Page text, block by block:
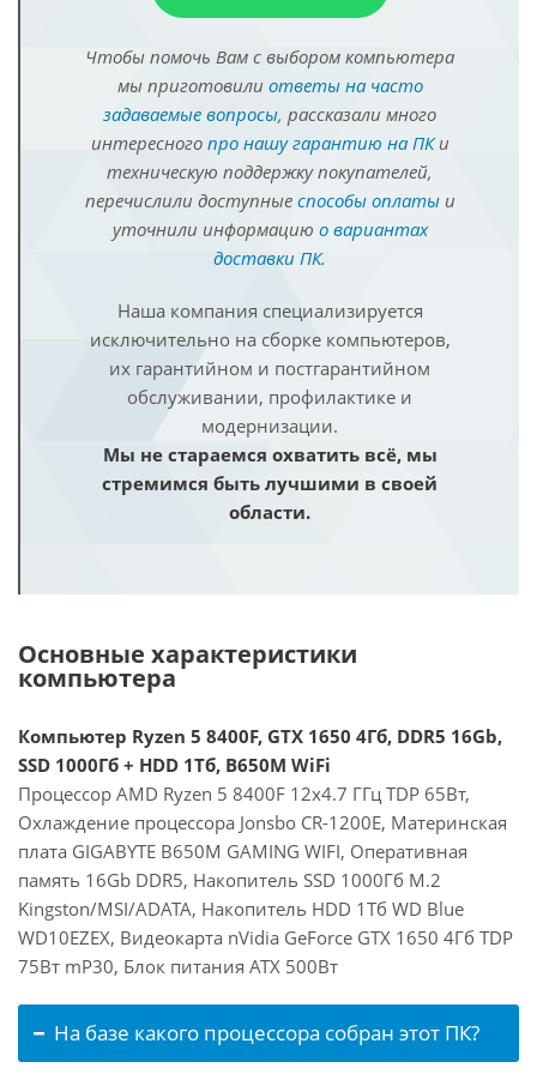
Чтобы помочь Вам с выбором компьютера
мы приготовили ответы на часто
задаваемые вопросы, рассказали много
интересного про нашу гарантию на ПКи
техническую поддержку покупателей,
перечислили доступные способы оплатыи
уточнили информацию о вариантах
доставки ПК.
Наша компания специализируется
исключительно на сборке компьютеров,
их гарантийном и постгарантийном
обслуживании, профилактике и
модернизации.
Мы не стараемся охватить всё, мы
стремимся быть лучшими в своей
области.
Основные характеристики
компьютера
Компьютер Ryzen 5 8400F, GTX 1650 4Гб, DDR5 16Gb,
SSD 1000Гб + HDD 1Тб, B650M WiFi
Процессор AMD Ryzen 5 8400F 12x4.7 ГГц TDP 65Вт,
Охлаждение процессора Jonsbo CR-1200E, Материнская
плата GIGABYTE B650M GAMING WIFI, Оперативная
память 16Gb DDR5, Накопитель SSD 1000Гб M.2
Kingston/MSI/ADATA, Накопитель HDD 1Тб WD Blue
WD10EZEX, Видеокарта nVidia GeForce GTX 1650 4Гб TDP
75Вт mP30, Блок питания ATX 500Вт
На базе какого процессора собран этот ПК?